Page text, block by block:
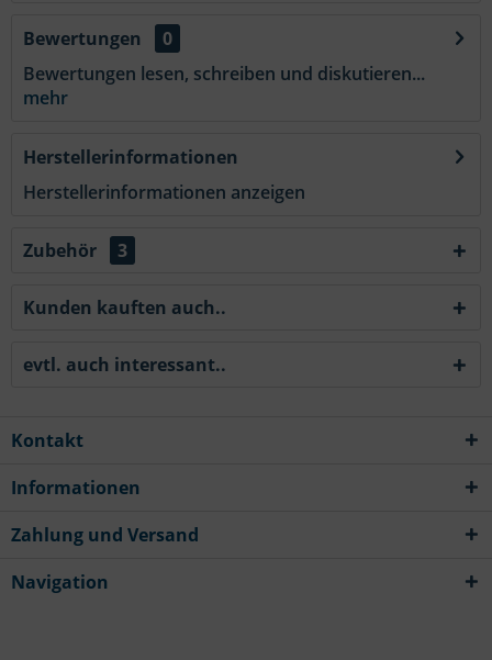
Bewertungen
0
Bewertungen lesen, schreiben und diskutieren...
mehr
Herstellerinformationen
Herstellerinformationen anzeigen
Zubehör 3
Kunden kauften auch..
evtl. auch interessant..
Kontakt
Informationen
Zahlung und Versand
Navigation